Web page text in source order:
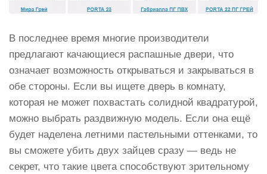
В последнее время многие производители
предлагают качающиеся распашные двери, что
означает возможность открываться и закрываться в
обе стороны. Если вы ищете дверь в комнату,
которая не может похвастать солидной квадратурой,
можно выбрать раздвижную модель. Если она ещё
будет наделена летними пастельными оттенками, то
вы сможете убить двух зайцев сразу — ведь не
секрет, что такие цвета способствуют зрительному